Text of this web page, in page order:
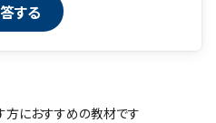
におすすめの教材です